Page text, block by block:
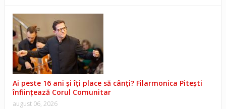
Ai peste 16 ani și îți place să cânți? Filarmonica Pitești
înființează Corul Comunitar
august 06, 2026